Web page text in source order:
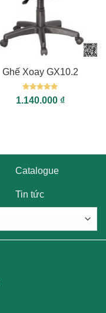
Ghế Xoay GX10.2
Được xếp
hạng55
1.140.000 ₫
Catalogue
Tin tức